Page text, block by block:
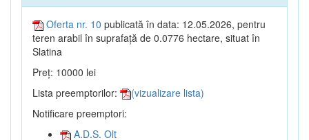
Oferta nr. 10 publicată în data: 12.05.2026, pentru
teren arabil în suprafață de 0.0776 hectare, situat în
Slatina
Preț: 10000 lei
Lista preemptorilor:
(vizualizare lista)
Notificare preemptori:
A.D.S. Olt